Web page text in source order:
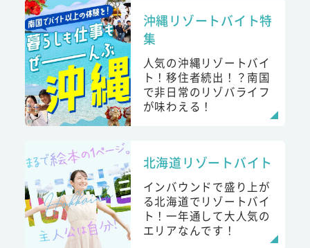
沖縄リゾートバイト特
集
人気の沖縄リゾートバイ
ト！移住者続出！？南国
で非日常のリゾバライフ
が味わえる！
北海道リゾートバイト
インバウンドで盛り上が
る北海道でリゾートバイ
ト！一年通して大人気の
エリアなんです！